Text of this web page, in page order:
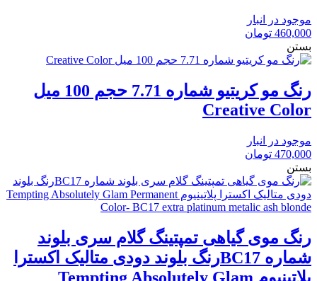
موجود در انبار
460,000 تومان
بستن
رنگ مو کریتیو شماره 7.71 حجم 100 میل
Creative Color
موجود در انبار
470,000 تومان
بستن
رنگ موی گیاهی تمپتینگ گلام سری بلوند
شماره BC17رنگ بلوند دودی متالیک اکسترا
پلاتینیوم Tempting Absolutely Glam